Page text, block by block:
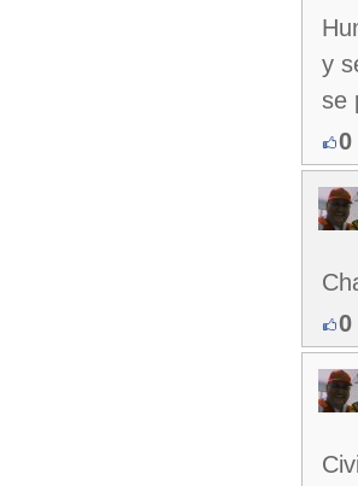
y
se
0
0